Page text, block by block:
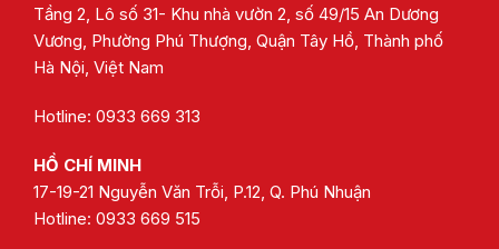
Tầng 2, Lô số 31- Khu nhà vườn 2, số 49/15 An Dương
Vương, Phường Phú Thượng, Quận Tây Hồ, Thành phố
Hà Nội, Việt Nam
Hotline: 0933 669 313
HỒ CHÍ MINH
17-19-21 Nguyễn Văn Trỗi, P.12, Q. Phú Nhuận
Hotline: 0933 669 515